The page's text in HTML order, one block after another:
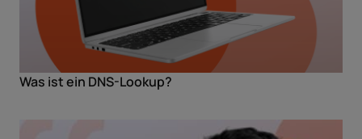
Was ist ein DNS-Lookup?